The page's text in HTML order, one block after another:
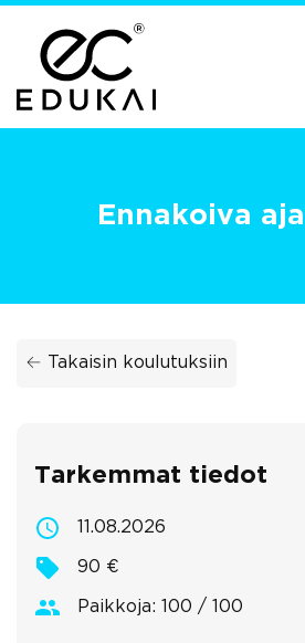
suoraan
sisältöön
Ennakoiva
← Takaisin koulutuksiin
Tarkemmat tiedot
11.08.2026
90 €
Paikkoja: 100 / 100